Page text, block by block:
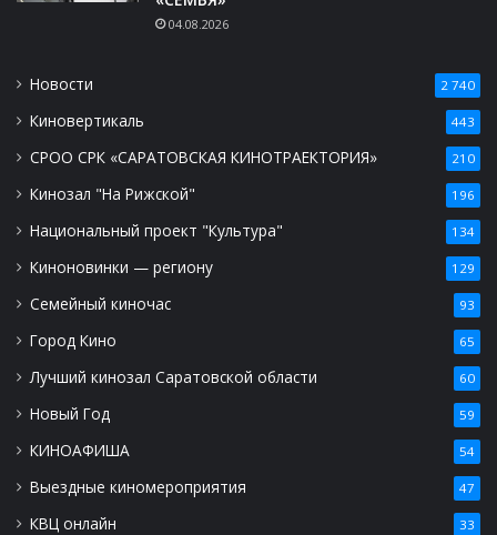
04.08.2026
Новости 2 740
Киновертикаль 443
СРОО СРК «САРАТОВСКАЯ КИНОТРАЕКТОРИЯ» 210
Кинозал "На Рижской" 196
Национальный проект "Культура" 134
Киноновинки — региону 129
Семейный киночас 93
Город Кино 65
Лучший кинозал Саратовской области 60
Новый Год 59
КИНОАФИША 54
Выездные киномероприятия 47
КВЦ онлайн 33